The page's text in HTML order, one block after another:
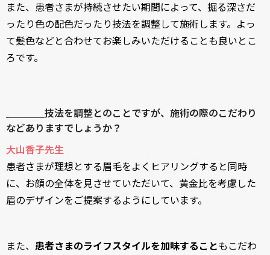
また、患者さまが持続させたい期間によって、掘る深さだ
ったり色の配色だったり技法を調整して施術します。よっ
て髪色などと合わせてお楽しみいただけることも良いとこ
ろです。
＿＿＿＿技法を調整とのことですが、施術の際のこだわり
などありますでしょうか？
大山香子先生
患者さまが理想とする眉毛をよくヒアリングすると同時
に、お顔の全体を見させていただいて、黄金比を考慮した
眉のデザインをご提案するようにしています。
また、 患者さまのライフスタイルを加味することもこだわ